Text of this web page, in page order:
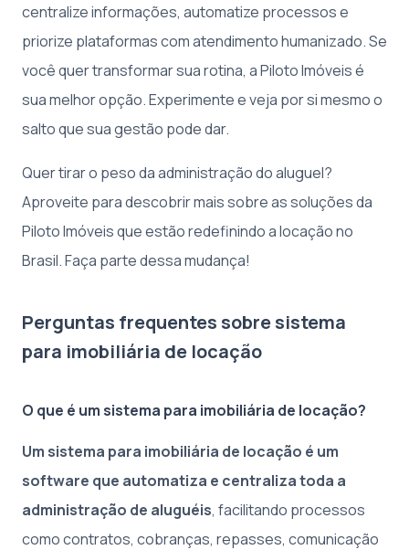
centralize informações, automatize processos e
priorize plataformas com atendimento humanizado. Se
você quer transformar sua rotina, a Piloto Imóveis é
sua melhor opção. Experimente e veja por si mesmo o
salto que sua gestão pode dar.
Quer tirar o peso da administração do aluguel?
Aproveite para descobrir mais sobre as soluções da
Piloto Imóveis que estão redefinindo a locação no
Brasil. Faça parte dessa mudança!
Perguntas frequentes sobre sistema
para imobiliária de locação
O que é um sistema para imobiliária de locação?
Um sistema para imobiliária de locação é um
software que automatiza e centraliza toda a
administração de aluguéis, facilitando processos
como contratos, cobranças, repasses, comunicação